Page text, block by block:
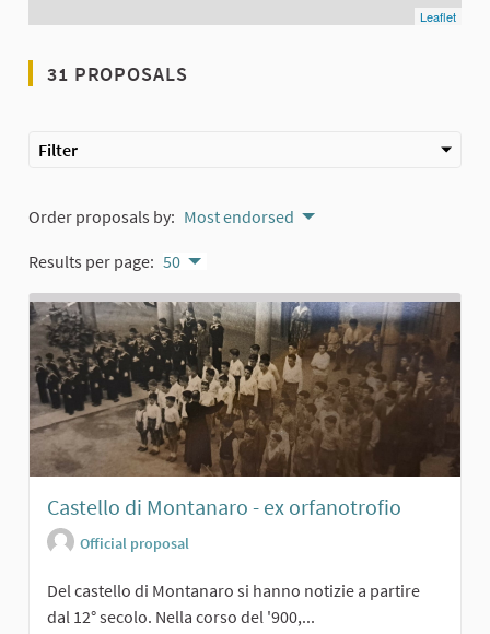
Leaflet
31 PROPOSALS
Filter
Order proposals by: Most endorsed
Results per page: 50
Castello di Montanaro - ex orfanotrofio
Official proposal
Del castello di Montanaro si hanno notizie a partire
dal 12° secolo. Nella corso del '900,...